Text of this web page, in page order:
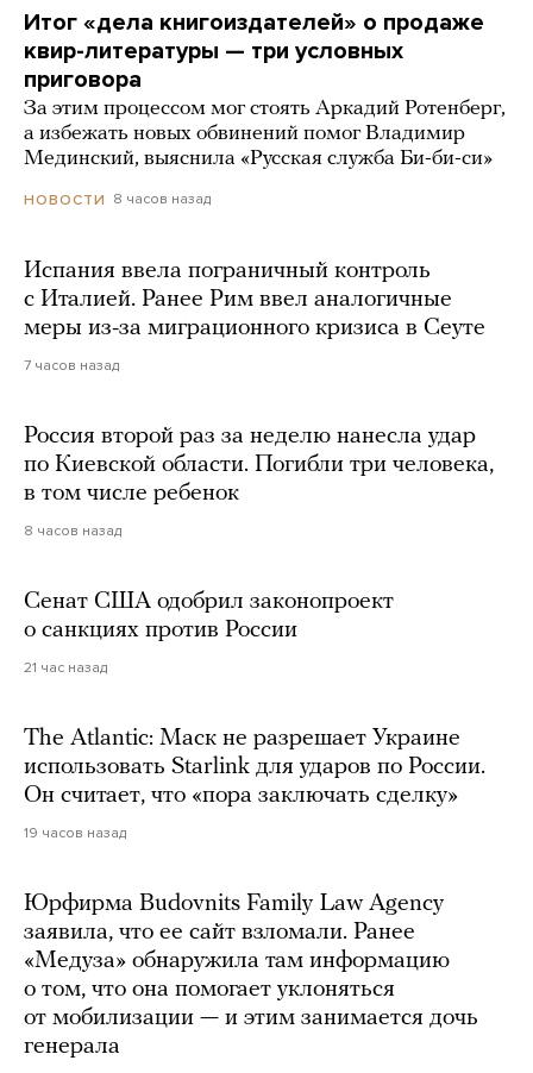
Итог «дела книгоиздателей» о продаже
квир-литературы — три условных
приговора
За этим процессом мог стоять Аркадий Ротенберг,
а избежать новых обвинений помог Владимир
Мединский, выяснила «Русская служба Би-би-си»
НОВОСТИ 8 часов назад
Испания ввела пограничный контроль
с Италией. Ранее Рим ввел аналогичные
меры из-за миграционного кризиса в Сеуте
7 часов назад
Россия второй раз за неделю нанесла удар
по Киевской области. Погибли три человека,
в том числе ребенок
8 часов назад
Сенат США одобрил законопроект
о санкциях против России
21 час назад
The Atlantic: Маск не разрешает Украине
использовать Starlink для ударов по России.
Он считает, что «пора заключать сделку»
19 часов назад
Юрфирма Budovnits Family Law Agency
заявила, что ее сайт взломали. Ранее
«Медуза» обнаружила там информацию
о том, что она помогает уклоняться
от мобилизации — и этим занимается дочь
генерала